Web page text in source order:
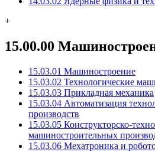
+
15.00.00
15.03.01 Машиностроение
15.03.02 Технологические
15.03.03 Прикладная механика
15.03.04 Автоматизация
производств
15.03.05 Конструкторско-
машиностроительных
15.03.06 Мехатроника и